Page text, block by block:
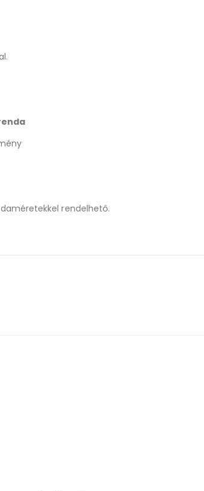
rendelhető.